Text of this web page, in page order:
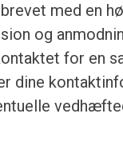
med en
og
for en
dine